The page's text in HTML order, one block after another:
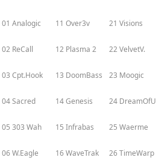
01 Analogic 11 Over3v 21 Visions
02 ReCall 12 Plasma 2 22 VelvetV.
03 Cpt.Hook 13 DoomBass 23 Moogic
04 Sacred 14 Genesis 24 DreamOfU
05 303 Wah 15 Infrabas 25 Waerme
06 W.Eagle 16 WaveTrak 26 TimeWarp